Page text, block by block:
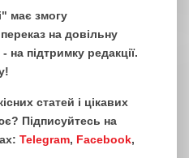
має змогу
на довільну
- на підтримку редакції.
статей і цікавих
Підписуйтесь на
Telegram, Facebook,